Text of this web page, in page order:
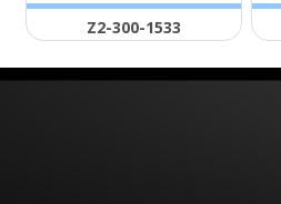
Ζ2-300-1533